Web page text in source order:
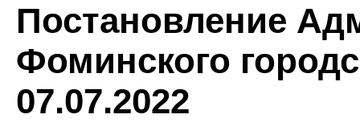
Постановление
Фоминского
07.07.2022